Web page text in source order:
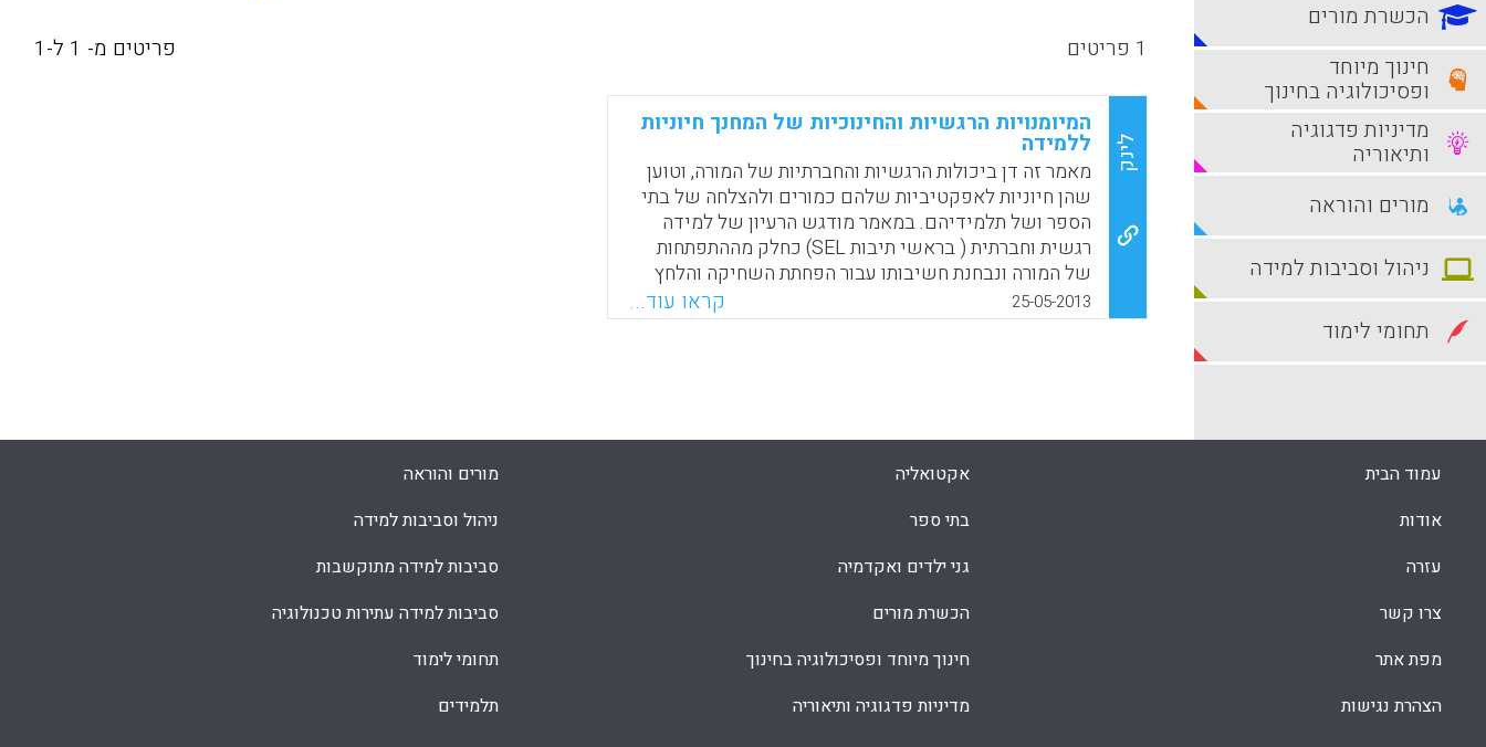
1 פריטים פריטים מ- 1 ל-1
לינק
המיומנויות הרגשיות והחינוכיות של המחנך חיוניות
ללמידה
מאמר זה דן ביכולות הרגשיות והחברתיות של המורה, וטוען
שהן חיוניות לאפקטיביות שלהם כמורים ולהצלחה של בתי
הספר ושל תלמידיהם. במאמר מודגש הרעיון של למידה
רגשית וחברתית ( בראשי תיבות SEL) כחלק מההתפתחות
של המורה ונבחנת חשיבותו עבור הפחתת השחיקה והלחץ
של המורה. המחבר חוקר גם את הדרכים שבהן למידה
רגשית וחברתית יכולה להשתלב בהוראה היומיומית הכוללות
WhatsApp
Facebook
Email
X
25-05-2013 קראו עוד...
הכשרת מורים
חינוך מיוחד
ופסיכולוגיה בחינוך
מדיניות פדגוגיה
ותיאוריה
מורים והוראה
ניהול וסביבות למידה
תחומי לימוד
עמוד הבית
אודות
עזרה
צרו קשר
מפת אתר
הצהרת נגישות
אקטואליה
בתי ספר
גני ילדים ואקדמיה
הכשרת מורים
חינוך מיוחד ופסיכולוגיה בחינוך
מדיניות פדגוגיה ותיאוריה
מורים והוראה
ניהול וסביבות למידה
סביבות למידה מתוקשבות
סביבות למידה עתירות טכנולוגיה
תחומי לימוד
תלמידים